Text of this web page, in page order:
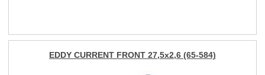
EDDY CURRENT FRONT 27,5x2,6 (65-584)